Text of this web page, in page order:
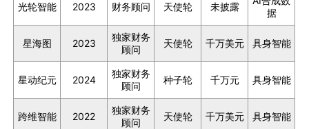
光轮智能 2023 财务顾问 天使轮 未披露
据
星海图 2023
独家财务
顾问
天使轮 千万美元 具身智能
星动纪元 2024
独家财务
顾问
种子轮 千万元 具身智能
跨维智能 2022
独家财务
顾问
天使轮 千万美元 具身智能